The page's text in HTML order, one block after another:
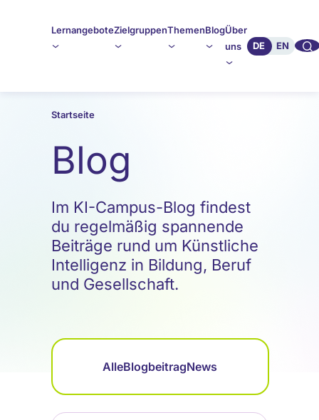
LernangeboteZielgruppenThemenBlogÜber
uns
DE EN 🔍︎︎
Startseite
Blog
Im KI-Campus-Blog findest
du regelmäßig spannende
Beiträge rund um Künstliche
Intelligenz in Bildung, Beruf
und Gesellschaft.
AlleBlogbeitragNews